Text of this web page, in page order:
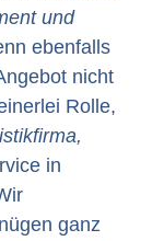
und
ebenfalls
nicht
Rolle,
in
ganz